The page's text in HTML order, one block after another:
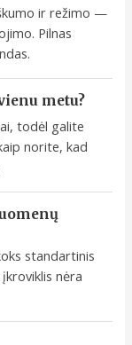
ir režimo —
Pilnas
metu?
todėl galite
norite, kad
standartinis
nėra